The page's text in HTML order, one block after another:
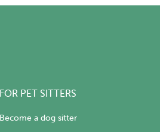
FOR PET SITTERS
Become a dog sitter